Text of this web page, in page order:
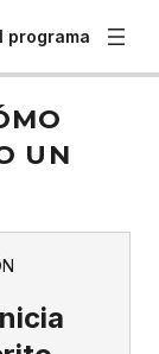
programa
UN